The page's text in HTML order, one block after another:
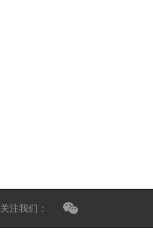
关注我们：